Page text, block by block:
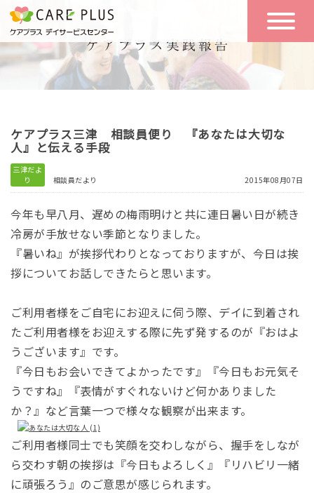
こんな方に
おすすめ
一日の流れ
一日体験
空き状況
実践報告
リクルート
ケアプラス三津 相談員便り 『あなたは大切な
人』と伝える手段
三津だよ
り
相談員だより 2015年08月07日
今年も早八月、遅めの梅雨明けと共に連日暑い日が続き
冷房が手放せない季節となりました。
『暑いね』が挨拶代わりとなっておりますが、今日は挨
拶についてお話しできたらと思います。
ご利用者様をご自宅にお迎えに伺う際、デイに到着され
たご利用者様をお迎えする際に先ず発するのが『おはよ
うございます』です。
『今日もお会いできてよかったです』『今日もお元気そ
うですね』『表情がすぐれないけど何かありました
か？』など言葉一つで様々な観察が出来ます。
ご利用者様同士でも笑顔を交わしながら、握手をしなが
ら交わす朝の挨拶は『今日もよろしく』『リハビリ一緒
に頑張ろう』のご意思が感じられます。